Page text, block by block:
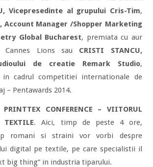
Vicepresedinte al grupului Cris-Tim,
Account Manager /Shopper Marketing
Global Bucharest, premiata cu aur
Lions sau CRISTI STANCU,
de creatie Remark Studio,
cadrul competitiei internationale de
– Pentawards 2014.
PRINTTEX CONFERENCE – VIITORUL
. Aici, timp de peste 4 ore,
romani si straini vor vorbi despre
digital pe textile, pe care specialistii il
big thing” in industria tiparului.